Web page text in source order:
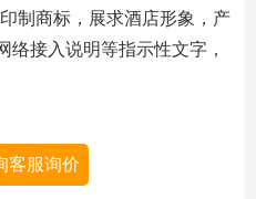
制商标，展求酒店形象，产
络接入说明等指示性文字，
客服询价